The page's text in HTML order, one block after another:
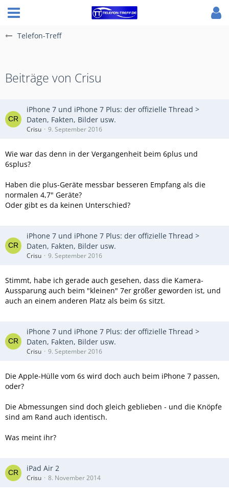
Telefon-Treff
Beiträge von Crisu
iPhone 7 und iPhone 7 Plus: der offizielle Thread >
Daten, Fakten, Bilder usw.
Crisu 9. September 2016
Wie war das denn in der Vergangenheit beim 6plus und
6splus?
Haben die plus-Geräte messbar besseren Empfang als die
normalen 4,7" Geräte?
Oder gibt es da keinen Unterschied?
iPhone 7 und iPhone 7 Plus: der offizielle Thread >
Daten, Fakten, Bilder usw.
Crisu 9. September 2016
Stimmt, habe ich gerade auch gesehen, dass die Kamera-
Aussparung auch beim "kleinen" 7er größer geworden ist, und
auch an einem anderen Platz als beim 6s sitzt.
iPhone 7 und iPhone 7 Plus: der offizielle Thread >
Daten, Fakten, Bilder usw.
Crisu 9. September 2016
Die Apple-Hülle vom 6s wird doch auch beim iPhone 7 passen,
oder?
Die Abmessungen sind doch gleich geblieben - und die Knöpfe
sind am Rand auch identisch.
Was meint ihr?
iPad Air 2
Crisu 8. November 2014